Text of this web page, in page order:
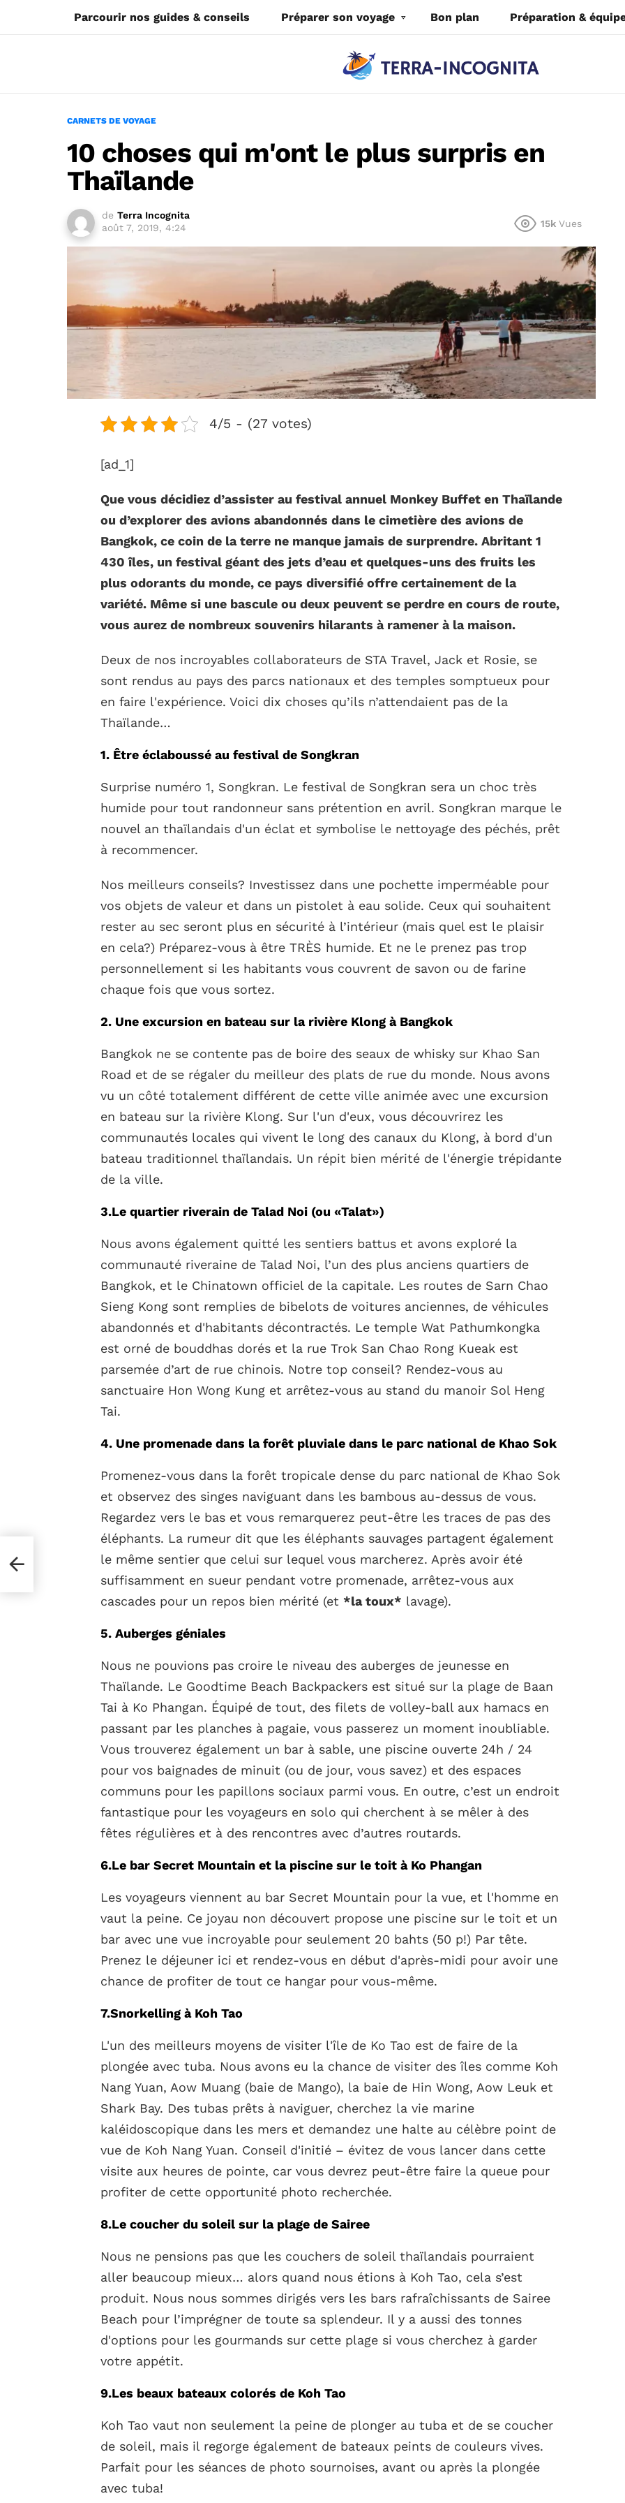
Parcourir nos guides & conseils Préparer son voyage Bon plan Préparation &
CARNETS DE VOYAGE
10 choses qui m'ont le plus surpris en
Thaïlande
de Terra Incognita
août 7, 2019, 4:24
15k Vues
4/5 - (27 votes)
[ad_1]
Que vous décidiez d’assister au festival annuel Monkey Buffet en Thaïlande
ou d’explorer des avions abandonnés dans le cimetière des avions de
Bangkok, ce coin de la terre ne manque jamais de surprendre. Abritant 1
430 îles, un festival géant des jets d’eau et quelques-uns des fruits les
plus odorants du monde, ce pays diversifié offre certainement de la
variété. Même si une bascule ou deux peuvent se perdre en cours de route,
vous aurez de nombreux souvenirs hilarants à ramener à la maison.
Deux de nos incroyables collaborateurs de STA Travel, Jack et Rosie, se
sont rendus au pays des parcs nationaux et des temples somptueux pour
en faire l'expérience. Voici dix choses qu’ils n’attendaient pas de la
Thaïlande…
1. Être éclaboussé au festival de Songkran
Surprise numéro 1, Songkran. Le festival de Songkran sera un choc très
humide pour tout randonneur sans prétention en avril. Songkran marque le
nouvel an thaïlandais d'un éclat et symbolise le nettoyage des péchés, prêt
à recommencer.
Nos meilleurs conseils? Investissez dans une pochette imperméable pour
vos objets de valeur et dans un pistolet à eau solide. Ceux qui souhaitent
rester au sec seront plus en sécurité à l’intérieur (mais quel est le plaisir
en cela?) Préparez-vous à être TRÈS humide. Et ne le prenez pas trop
personnellement si les habitants vous couvrent de savon ou de farine
chaque fois que vous sortez.
2. Une excursion en bateau sur la rivière Klong à Bangkok
Bangkok ne se contente pas de boire des seaux de whisky sur Khao San
Road et de se régaler du meilleur des plats de rue du monde. Nous avons
vu un côté totalement différent de cette ville animée avec une excursion
en bateau sur la rivière Klong. Sur l'un d'eux, vous découvrirez les
communautés locales qui vivent le long des canaux du Klong, à bord d'un
bateau traditionnel thaïlandais. Un répit bien mérité de l'énergie trépidante
de la ville.
3.Le quartier riverain de Talad Noi (ou «Talat»)
Nous avons également quitté les sentiers battus et avons exploré la
communauté riveraine de Talad Noi, l’un des plus anciens quartiers de
Bangkok, et le Chinatown officiel de la capitale. Les routes de Sarn Chao
Sieng Kong sont remplies de bibelots de voitures anciennes, de véhicules
abandonnés et d'habitants décontractés. Le temple Wat Pathumkongka
est orné de bouddhas dorés et la rue Trok San Chao Rong Kueak est
parsemée d’art de rue chinois. Notre top conseil? Rendez-vous au
sanctuaire Hon Wong Kung et arrêtez-vous au stand du manoir Sol Heng
Tai.
4. Une promenade dans la forêt pluviale dans le parc national de Khao Sok
Promenez-vous dans la forêt tropicale dense du parc national de Khao Sok
et observez des singes naviguant dans les bambous au-dessus de vous.
Regardez vers le bas et vous remarquerez peut-être les traces de pas des
éléphants. La rumeur dit que les éléphants sauvages partagent également
le même sentier que celui sur lequel vous marcherez. Après avoir été
suffisamment en sueur pendant votre promenade, arrêtez-vous aux
cascades pour un repos bien mérité (et *la toux* lavage).
5. Auberges géniales
Nous ne pouvions pas croire le niveau des auberges de jeunesse en
Thaïlande. Le Goodtime Beach Backpackers est situé sur la plage de Baan
Tai à Ko Phangan. Équipé de tout, des filets de volley-ball aux hamacs en
passant par les planches à pagaie, vous passerez un moment inoubliable.
Vous trouverez également un bar à sable, une piscine ouverte 24h / 24
pour vos baignades de minuit (ou de jour, vous savez) et des espaces
communs pour les papillons sociaux parmi vous. En outre, c’est un endroit
fantastique pour les voyageurs en solo qui cherchent à se mêler à des
fêtes régulières et à des rencontres avec d’autres routards.
6.Le bar Secret Mountain et la piscine sur le toit à Ko Phangan
Les voyageurs viennent au bar Secret Mountain pour la vue, et l'homme en
vaut la peine. Ce joyau non découvert propose une piscine sur le toit et un
bar avec une vue incroyable pour seulement 20 bahts (50 p!) Par tête.
Prenez le déjeuner ici et rendez-vous en début d'après-midi pour avoir une
chance de profiter de tout ce hangar pour vous-même.
7.Snorkelling à Koh Tao
L'un des meilleurs moyens de visiter l'île de Ko Tao est de faire de la
plongée avec tuba. Nous avons eu la chance de visiter des îles comme Koh
Nang Yuan, Aow Muang (baie de Mango), la baie de Hin Wong, Aow Leuk et
Shark Bay. Des tubas prêts à naviguer, cherchez la vie marine
kaléidoscopique dans les mers et demandez une halte au célèbre point de
vue de Koh Nang Yuan. Conseil d'initié – évitez de vous lancer dans cette
visite aux heures de pointe, car vous devrez peut-être faire la queue pour
profiter de cette opportunité photo recherchée.
8.Le coucher du soleil sur la plage de Sairee
Nous ne pensions pas que les couchers de soleil thaïlandais pourraient
aller beaucoup mieux… alors quand nous étions à Koh Tao, cela s’est
produit. Nous nous sommes dirigés vers les bars rafraîchissants de Sairee
Beach pour l’imprégner de toute sa splendeur. Il y a aussi des tonnes
d'options pour les gourmands sur cette plage si vous cherchez à garder
votre appétit.
9.Les beaux bateaux colorés de Koh Tao
Koh Tao vaut non seulement la peine de plonger au tuba et de se coucher
de soleil, mais il regorge également de bateaux peints de couleurs vives.
Parfait pour les séances de photo sournoises, avant ou après la plongée
avec tuba!